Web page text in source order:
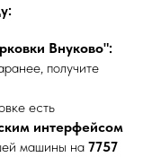
Внуково":
получите
есть
интерфейсом
машины на 7757